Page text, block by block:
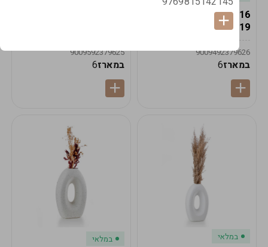
19616-אגרטל הרמס
19ס"מ -קרם
9009492379626
במארז6
9009592379625
במארז6
במלאי במלאי